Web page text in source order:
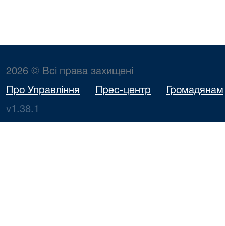
2026 © Всі права захищені
Про Управління Прес-центр Громадянам
v1.38.1